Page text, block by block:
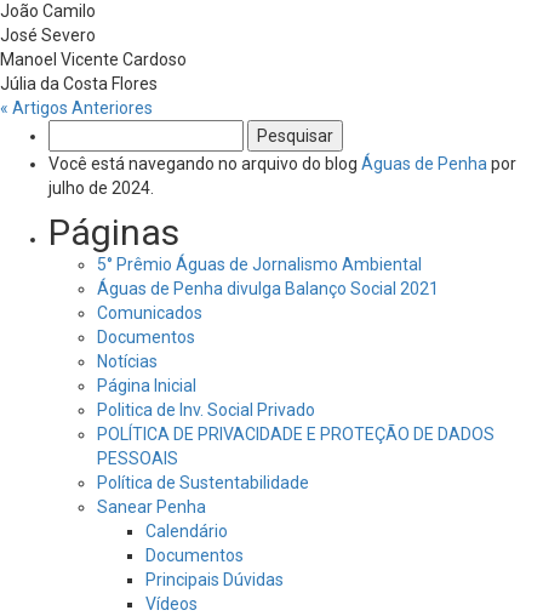
João Camilo
José Severo
Manoel Vicente Cardoso
Júlia da Costa Flores
« Artigos Anteriores
por:
Você está navegando no arquivo do blog Águas de Penha por
julho de 2024.
Páginas
5° Prêmio Águas de Jornalismo Ambiental
Águas de Penha divulga Balanço Social 2021
Comunicados
Documentos
Notícias
Página Inicial
Politica de Inv. Social Privado
POLÍTICA DE PRIVACIDADE E PROTEÇÃO DE DADOS
PESSOAIS
Política de Sustentabilidade
Sanear Penha
Calendário
Documentos
Principais Dúvidas
Vídeos